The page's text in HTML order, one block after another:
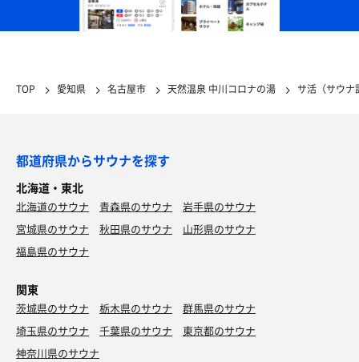
TOP 愛知県 名古屋市 天然温泉 中川コロナの湯 サ活（サウナ
都道府県からサウナを探す
北海道・東北
北海道のサウナ 青森県のサウナ
岩手県のサウナ
宮城県のサウナ
秋田県のサウナ
山形県のサウナ
福島県のサウナ
関東
茨城県のサウナ 栃木県のサウナ
群馬県のサウナ
埼玉県のサウナ
千葉県のサウナ
東京都のサウナ
神奈川県のサウナ